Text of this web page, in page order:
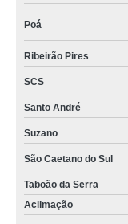
Poá
Ribeirão Pires
SCS
Santo André
Suzano
São Caetano do Sul
Taboão da Serra
Aclimação